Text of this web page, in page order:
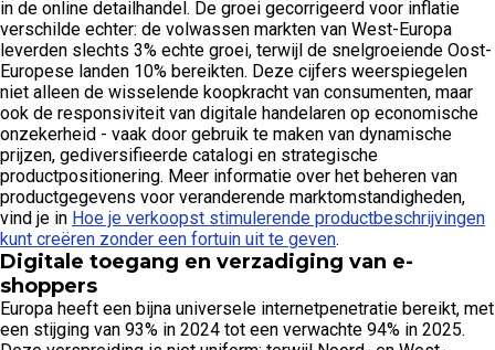
in de online detailhandel. De groei gecorrigeerd voor inflatie
verschilde echter: de volwassen markten van West-Europa
leverden slechts 3% echte groei, terwijl de snelgroeiende Oost-
Europese landen 10% bereikten. Deze cijfers weerspiegelen
niet alleen de wisselende koopkracht van consumenten, maar
ook de responsiviteit van digitale handelaren op economische
onzekerheid - vaak door gebruik te maken van dynamische
prijzen, gediversifieerde catalogi en strategische
productpositionering. Meer informatie over het beheren van
productgegevens voor veranderende marktomstandigheden,
vind je in Hoe je verkoopst stimulerende productbeschrijvingen
kunt creëren zonder een fortuin uit te geven.
Digitale toegang en verzadiging van e-
shoppers
Europa heeft een bijna universele internetpenetratie bereikt, met
een stijging van 93% in 2024 tot een verwachte 94% in 2025.